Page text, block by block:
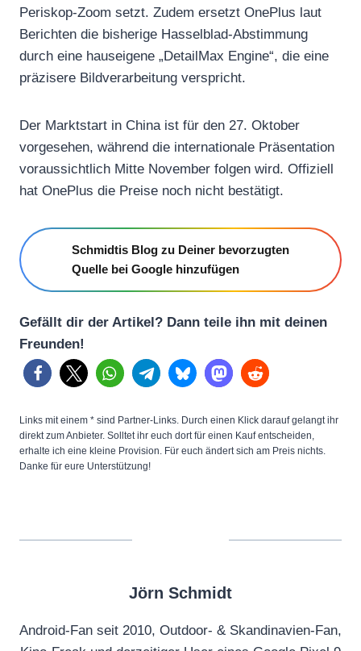
Periskop-Zoom setzt. Zudem ersetzt OnePlus laut
Berichten die bisherige Hasselblad-Abstimmung
durch eine hauseigene „DetailMax Engine“, die eine
präzisere Bildverarbeitung verspricht.
Der Marktstart in China ist für den 27. Oktober
vorgesehen, während die internationale Präsentation
voraussichtlich Mitte November folgen wird. Offiziell
hat OnePlus die Preise noch nicht bestätigt.
Schmidtis Blog zu Deiner bevorzugten
Quelle bei Google hinzufügen
Gefällt dir der Artikel? Dann teile ihn mit deinen
Freunden!
Links mit einem * sind Partner-Links. Durch einen Klick darauf gelangt ihr
direkt zum Anbieter. Solltet ihr euch dort für einen Kauf entscheiden,
erhalte ich eine kleine Provision. Für euch ändert sich am Preis nichts.
Danke für eure Unterstützung!
Jörn Schmidt
Android-Fan seit 2010, Outdoor- & Skandinavien-Fan,